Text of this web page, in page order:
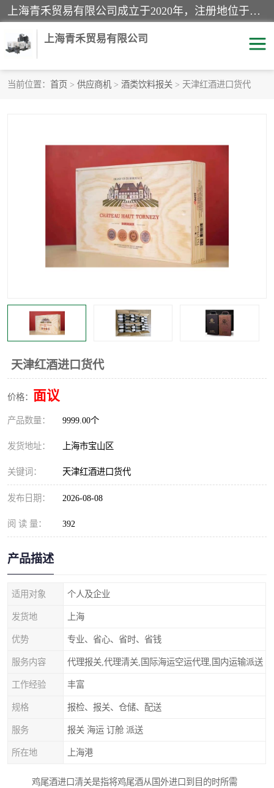
上海青禾贸易有限公司成立于2020年，注册地位于上海市宝山区。经营范围包括：机械设备、五金制品、劳防用品、电子产品、塑胶制品、家具、模具、纺织品、仪器仪表、建筑材料、装饰材料、化工产品、金属制品、机车配件等货物进出口报关、清关服务。
上海青禾贸易有限公司
当前位置： 首页 > 供应商机 > 酒类饮料报关 > 天津红酒进口货代
天津红酒进口货代
价格： 面议
产品数量： 9999.00个
发货地址： 上海市宝山区
关键词： 天津红酒进口货代
发布日期： 2026-08-08
阅 读 量： 392
产品描述
适用对象 个人及企业
发货地 上海
优势 专业、省心、省时、省钱
服务内容 代理报关,代理清关,国际海运空运代理,国内运输派送
工作经验 丰富
规格 报检、报关、仓储、配送
服务 报关 海运 订舱 派送
所在地 上海港
鸡尾酒进口清关是指将鸡尾酒从国外进口到目的时所需
进口杂货清关
机床进口清关